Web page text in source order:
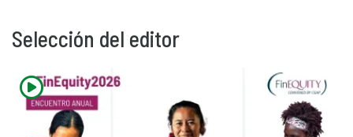
Selección del editor